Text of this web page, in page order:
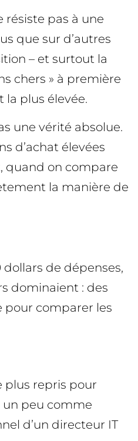
résiste pas à une
que sur d’autres
– et surtout la
chers » à première
la plus élevée.
une vérité absolue.
d’achat élevées
quand on compare
la manière de
de dépenses,
dominaient : des
pour comparer les
plus repris pour
un peu comme
d’un directeur IT